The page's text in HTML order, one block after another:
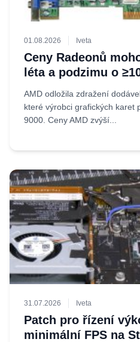
01.08.2026 Iveta
Ceny Radeonů
léta a podzimu o
AMD odložila zdražení
které výrobci grafických karet
9000. Ceny AMD zvýší...
31.07.2026 Iveta
Patch pro řízení
minimální FPS na